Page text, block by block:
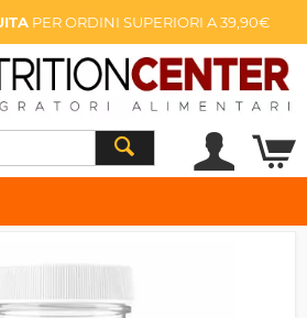
PER ORDINI SUPERIORI A 39,90€